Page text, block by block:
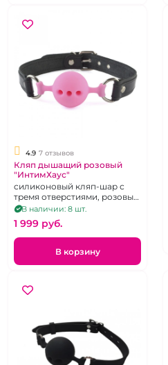
4.9 7 отзывов
Кляп дышащий розовый
"ИнтимХаус"
cиликоновый кляп-шар с
тремя отверстиями, розовый,
с ремешками из
натуральной кожи черного
цвета
В наличии: 8 шт.
1 999 pуб.
В корзину